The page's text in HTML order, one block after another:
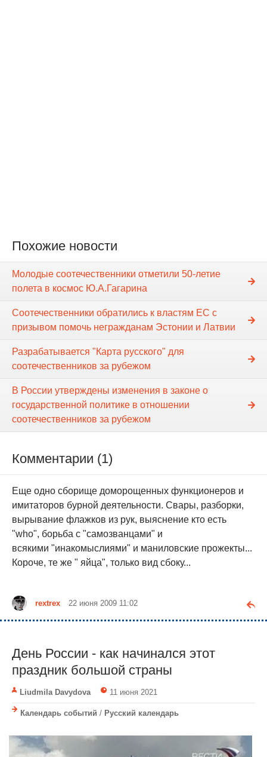
Похожие новости
Молодые соотечественники отметили 50-летие
полета в космос Ю.А.Гагарина
Соотечественники обратились к властям ЕС с
призывом помочь негражданам Эстонии и Латвии
Разрабатывается "Карта русского" для
соотечественников за рубежом
В России утверждены изменения в законе о
государственной политике в отношении
соотечественников за рубежом
Комментарии (1)
Еще одно сборище доморощенных функционеров и
имитаторов бурной деятельности. Свары, разборки,
вырывание флажков из рук, выяснение кто есть
"who", борьба с "самозванцами" и
всякими "инакомыслиями" и маниловские прожекты...
Короче, те же " яйца", только вид сбоку...
rextrex 22 июня 2009 11:02
День России - как начинался этот
праздник большой страны
Liudmila Davydova 11 июня 2021
Календарь событий / Русский календарь